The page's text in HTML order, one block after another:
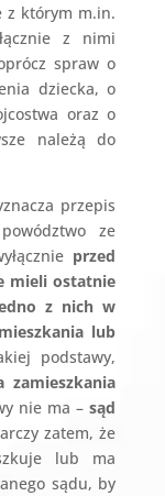
z którym m.in.
z nimi
spraw o
dziecka, o
oraz o
należą do
przepis
ze
przed
mieli ostatnie
z nich w
lub
podstawy,
zamieszkania
nie ma –sąd
zatem, że
lub ma
sądu, by